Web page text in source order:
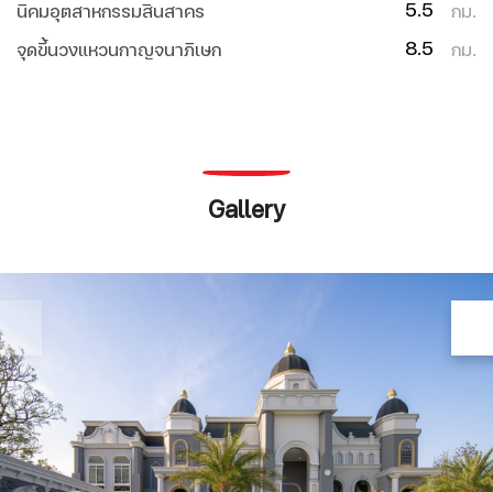
นิคมอุตสาหกรรมสินสาคร 5.5 กม.
จุดขึ้นวงแหวนกาญจนาภิเษก 8.5 กม.
Gallery